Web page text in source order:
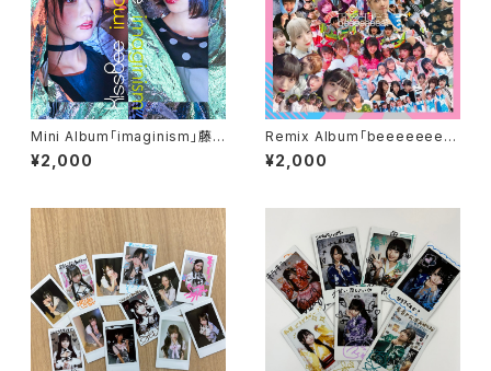
Mini Album「imaginism」藤
井、篠原 ver
¥2,000
Remix Album「beeeeeeea
t」 Type A-B
¥2,000